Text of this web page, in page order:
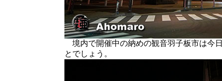
境内で開催中の納めの観音羽子板市は今
とでしょう。